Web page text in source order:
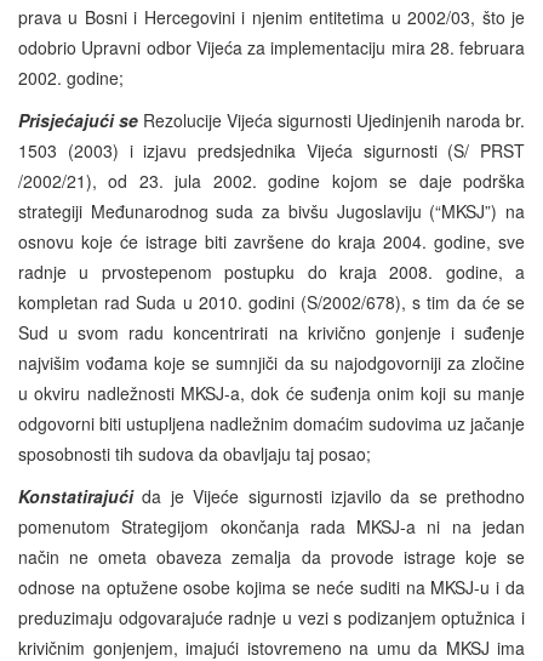
prava u Bosni i Hercegovini i njenim entitetima u 2002/03, što je
odobrio Upravni odbor Vijeća za implementaciju mira 28. februara
2002. godine;
Prisjećajući se Rezolucije Vijeća sigurnosti Ujedinjenih naroda br.
1503 (2003) i izjavu predsjednika Vijeća sigurnosti (S/ PRST
/2002/21), od 23. jula 2002. godine kojom se daje podrška
strategiji Međunarodnog suda za bivšu Jugoslaviju (“MKSJ”) na
osnovu koje će istrage biti završene do kraja 2004. godine, sve
radnje u prvostepenom postupku do kraja 2008. godine, a
kompletan rad Suda u 2010. godini (S/2002/678), s tim da će se
Sud u svom radu koncentrirati na krivično gonjenje i suđenje
najvišim vođama koje se sumnjiči da su najodgovorniji za zločine
u okviru nadležnosti MKSJ-a, dok će suđenja onim koji su manje
odgovorni biti ustupljena nadležnim domaćim sudovima uz jačanje
sposobnosti tih sudova da obavljaju taj posao;
Konstatirajućida je Vijeće sigurnosti izjavilo da se prethodno
pomenutom Strategijom okončanja rada MKSJ-a ni na jedan
način ne ometa obaveza zemalja da provode istrage koje se
odnose na optužene osobe kojima se neće suditi na MKSJ-u i da
preduzimaju odgovarajuće radnje u vezi s podizanjem optužnica i
krivičnim gonjenjem, imajući istovremeno na umu da MKSJ ima